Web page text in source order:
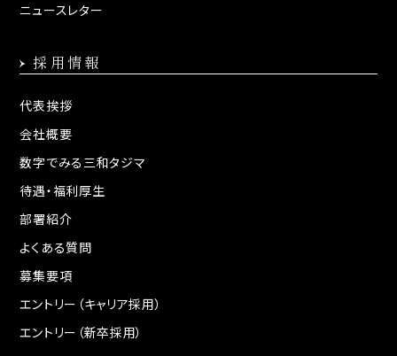
ニュースレター
採用情報
代表挨拶
会社概要
数字でみる三和タジマ
待遇・福利厚生
部署紹介
よくある質問
募集要項
エントリー（キャリア採用）
エントリー（新卒採用）